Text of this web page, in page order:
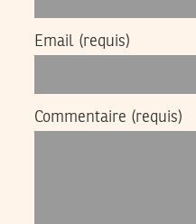
Email (requis)
Commentaire (requis)